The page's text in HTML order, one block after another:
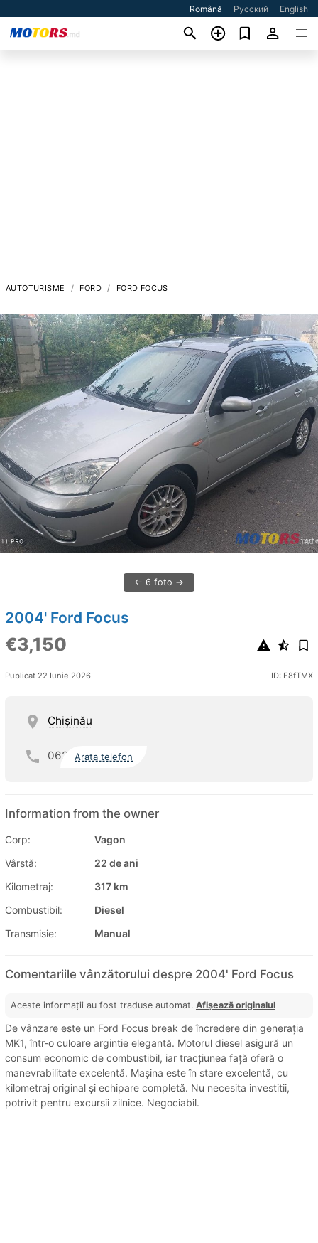
Română Русский English
AUTOTURISME FORD FORD FOCUS
6 foto
2004' Ford Focus
€3,150
Publicat 22 Iunie 2026 ID: F8fTMX
Chişinău
062 Arata telefon
Information from the owner
Corp:
Vagon
Vârstă:
22 de ani
Kilometraj:
317 km
Combustibil:
Diesel
Transmisie:
Manual
Comentariile vânzătorului despre 2004' Ford Focus
Aceste informații au fost traduse automat. Afișează originalul
De vânzare este un Ford Focus break de încredere din generația
MK1, într-o culoare argintie elegantă. Motorul diesel asigură un
consum economic de combustibil, iar tracțiunea față oferă o
manevrabilitate excelentă. Mașina este în stare excelentă, cu
kilometraj original și echipare completă. Nu necesita investitii,
potrivit pentru excursii zilnice. Negociabil.